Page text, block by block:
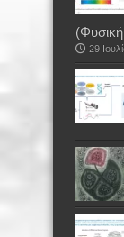
29